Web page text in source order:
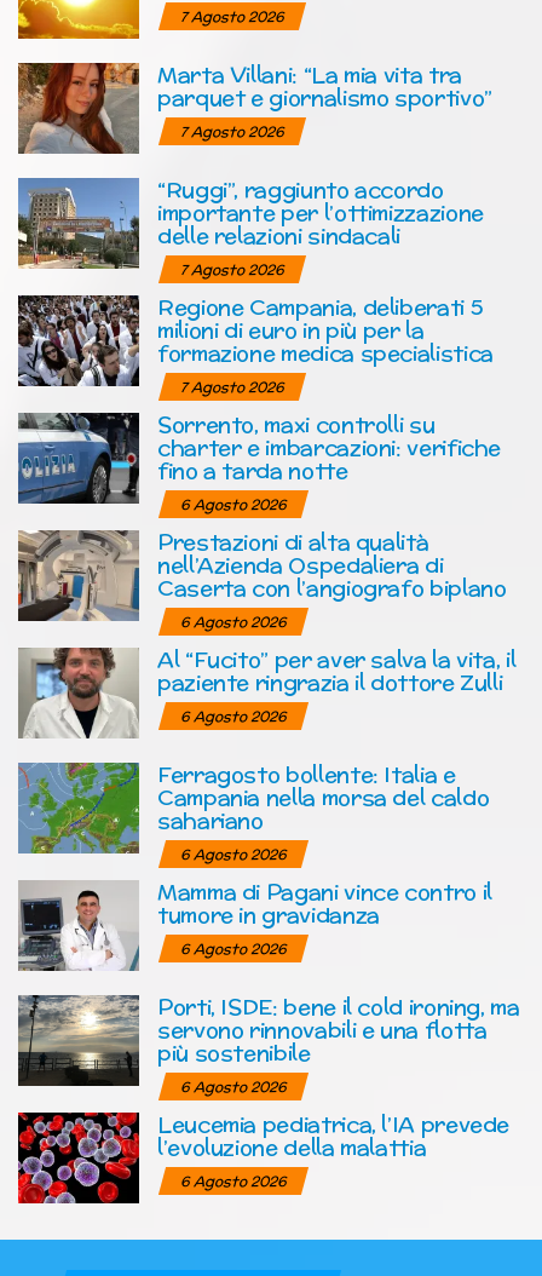
7 Agosto 2026
Marta Villani: “La mia vita tra
parquet e giornalismo sportivo”
7 Agosto 2026
“Ruggi”, raggiunto accordo
importante per l’ottimizzazione
delle relazioni sindacali
7 Agosto 2026
Regione Campania, deliberati 5
milioni di euro in più per la
formazione medica specialistica
7 Agosto 2026
Sorrento, maxi controlli su
charter e imbarcazioni: verifiche
fino a tarda notte
6 Agosto 2026
Prestazioni di alta qualità
nell’Azienda Ospedaliera di
Caserta con l’angiografo biplano
6 Agosto 2026
Al “Fucito” per aver salva la vita, il
paziente ringrazia il dottore Zulli
6 Agosto 2026
Ferragosto bollente: Italia e
Campania nella morsa del caldo
sahariano
6 Agosto 2026
Mamma di Pagani vince contro il
tumore in gravidanza
6 Agosto 2026
Porti, ISDE: bene il cold ironing, ma
servono rinnovabili e una flotta
più sostenibile
6 Agosto 2026
Leucemia pediatrica, l’IA prevede
l’evoluzione della malattia
6 Agosto 2026